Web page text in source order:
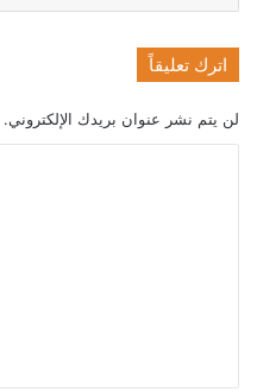
اترك تعليقاً
لن يتم نشر عنوان بريدك الإلكتروني.